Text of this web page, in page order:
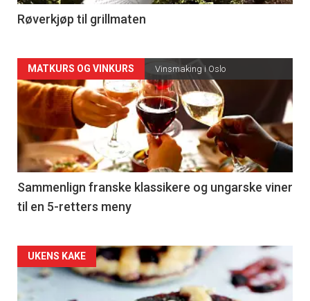
4
Røverkjøp til grillmaten
Forsiden
akkurat
nå
-
5
MATKURS OG VINKURS Vinsmaking i Oslo
Sammenlign franske klassikere og ungarske viner
til en 5-retters meny
Forsiden
akkurat
UKENS KAKE